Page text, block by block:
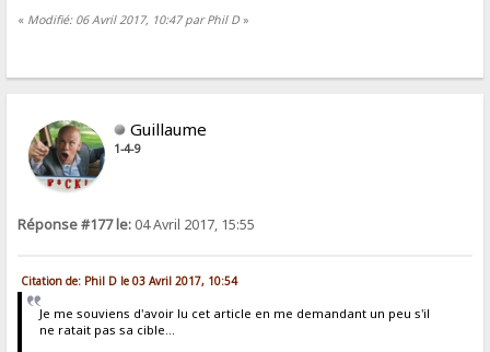
« Modifié: 06 Avril 2017, 10:47 par Phil D »
Guillaume
1-4-9
Réponse #177 le: 04 Avril 2017, 15:55
Citation de: Phil D le 03 Avril 2017, 10:54
Je me souviens d'avoir lu cet article en me demandant un peu s'il
ne ratait pas sa cible...